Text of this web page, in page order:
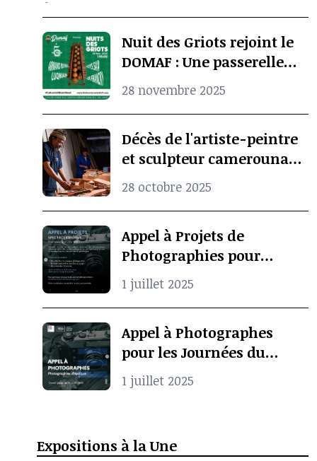
mémoire culturelle
africaine
Nuit des Griots rejoint le
DOMAF : Une passerelle
entre Douala et Marseille
28 novembre 2025
Décès de l'artiste-peintre
et sculpteur camerounais
Koko Komegne, le père de
l’art contemporain
camerounais
28 octobre 2025
Appel à Projets de
Photographies pour
Spectacle Vivant
1 juillet 2025
Appel à Photographes
pour les Journées du
Patrimoine à Pointe-
Noire
1 juillet 2025
Expositions à la Une